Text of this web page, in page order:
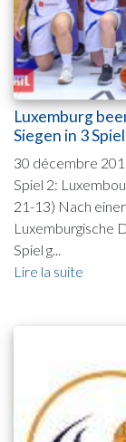
Luxemburg
Siegen in 3
30 décembre
Spiel 2:
21-13) Nach
Luxemburgische
Spiel g...
Lire la suite